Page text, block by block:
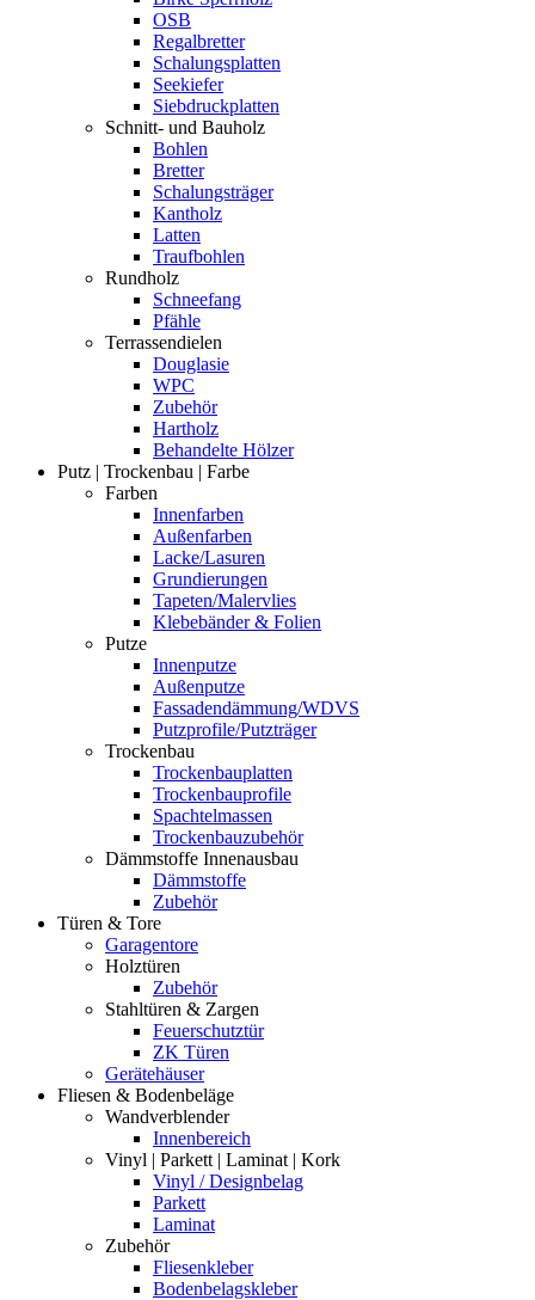
OSB
Regalbretter
Schalungsplatten
Seekiefer
Siebdruckplatten
Schnitt- und Bauholz
Bohlen
Bretter
Schalungsträger
Kantholz
Latten
Traufbohlen
Rundholz
Schneefang
Pfähle
Terrassendielen
Douglasie
WPC
Zubehör
Hartholz
Behandelte Hölzer
Putz | Trockenbau | Farbe
Farben
Innenfarben
Außenfarben
Lacke/Lasuren
Grundierungen
Tapeten/Malervlies
Klebebänder & Folien
Putze
Innenputze
Außenputze
Fassadendämmung/WDVS
Putzprofile/Putzträger
Trockenbau
Trockenbauplatten
Trockenbauprofile
Spachtelmassen
Trockenbauzubehör
Dämmstoffe Innenausbau
Dämmstoffe
Zubehör
Türen & Tore
Garagentore
Holztüren
Zubehör
Stahltüren & Zargen
Feuerschutztür
ZK Türen
Gerätehäuser
Fliesen & Bodenbeläge
Wandverblender
Innenbereich
Vinyl | Parkett | Laminat | Kork
Vinyl / Designbelag
Parkett
Laminat
Zubehör
Fliesenkleber
Bodenbelagskleber